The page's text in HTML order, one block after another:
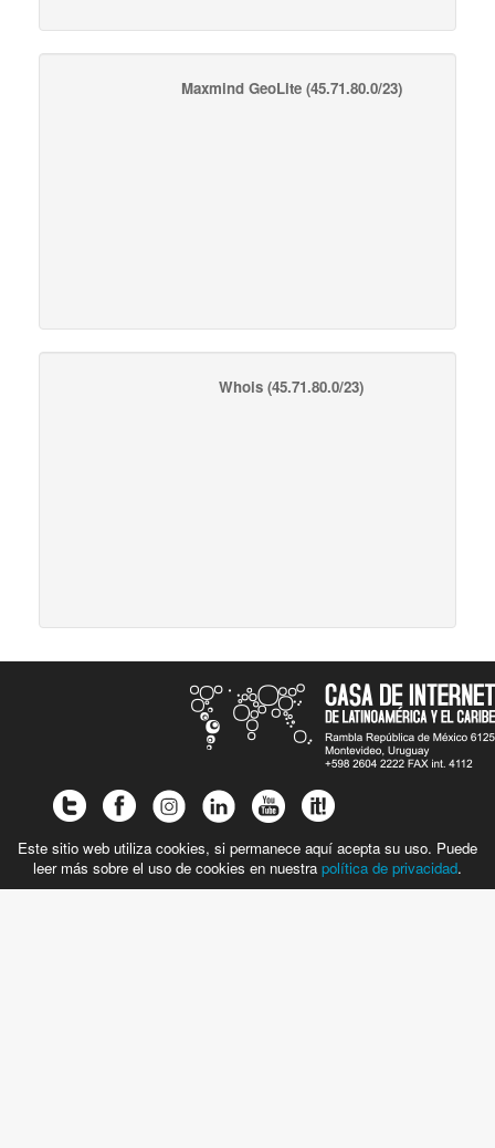
Maxmind GeoLite(45.71.80.0/23)
Whois (45.71.80.0/23)
Este sitio web utiliza cookies, si permanece aquí acepta su uso. Puede
leer más sobre el uso de cookies en nuestra política de privacidad.